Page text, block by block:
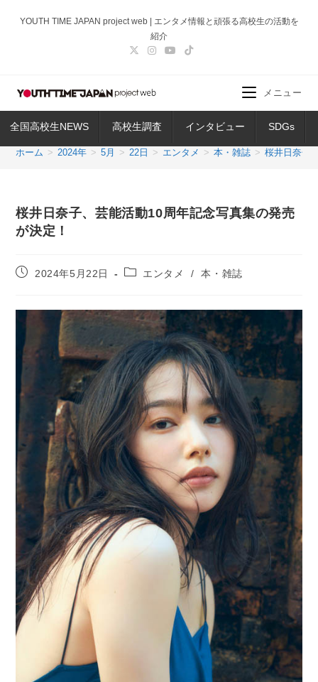
ス
ッ
YOUTH TIME JAPAN project web | エンタメ情報と頑張る高校生の活動を
紹介
全国高校生NEWS 高校生調査 インタビュー SDGs
メニュー
ホーム > 2024年 > 5月 > 22日 > エンタメ > 本・雑誌 > 桜井日奈子
桜井日奈子、芸能活動10周年記念写真集の発売
が決定！
投
開
2024年5月22日
投
テ
ー:
エンタメ / 本・雑誌